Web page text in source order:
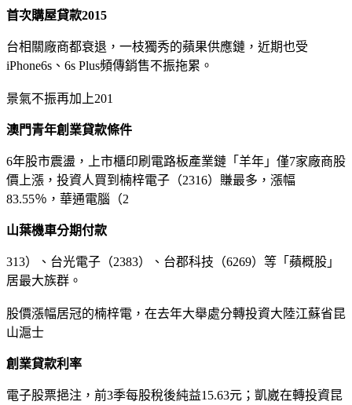
首次購屋貸款2015
台相關廠商都衰退，一枝獨秀的蘋果供應鏈，近期也受
iPhone6s、6s Plus頻傳銷售不振拖累。
景氣不振再加上201
澳門青年創業貸款條件
6年股市震盪，上市櫃印刷電路板產業鏈「羊年」僅7家廠商股
價上漲，投資人買到楠梓電子（2316）賺最多，漲幅
83.55％，華通電腦（2
山葉機車分期付款
313）、台光電子（2383）、台郡科技（6269）等「蘋概股」
居最大族群。
股價漲幅居冠的楠梓電，在去年大舉處分轉投資大陸江蘇省昆
山滬士
創業貸款利率
電子股票挹注，前3季每股稅後純益15.63元；凱崴在轉投資昆